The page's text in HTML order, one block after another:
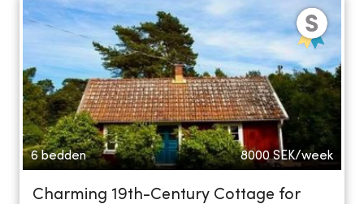
6 bedden 8000 SEK/week
Charming 19th-Century Cottage for